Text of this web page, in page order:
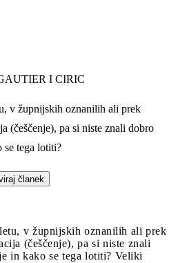
I CIRIC
v župnijskih oznanilih ali prek
(češčenje), pa si niste znali dobro
se tega lotiti?
članek
v župnijskih oznanilih ali prek
(češčenje), pa si niste znali
in kako se tega lotiti? Veliki